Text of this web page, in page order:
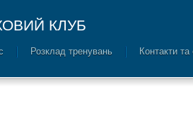
КЛУБ
Розклад тренувань Контакти